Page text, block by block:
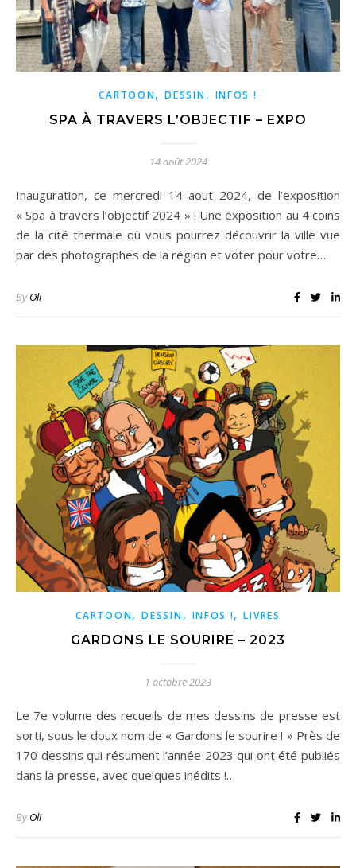
CARTOON,DESSIN, INFOS !
SPA À TRAVERS L’OBJECTIF – EXPO
14 août 2024
Inauguration, ce mercredi 14 aout 2024, de l’exposition
« Spa à travers l’objectif 2024 » ! Une exposition au 4 coins
de la cité thermale où vous pourrez découvrir la ville vue
par des photographes de la région et voter pour votre…
ByOli
CARTOON,DESSIN, INFOS !,LIVRES
GARDONS LE SOURIRE – 2023
1 octobre 2023
Le 7e volume des recueils de mes dessins de presse est
sorti, sous le doux nom de « Gardons le sourire ! » Près de
170 dessins qui résument l’année 2023 qui ont été publiés
dans la presse, avec quelques inédits !…
ByOli